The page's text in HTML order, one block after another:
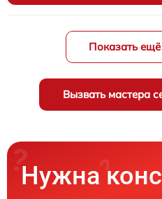
Показать
Вызвать мастера
Нужна